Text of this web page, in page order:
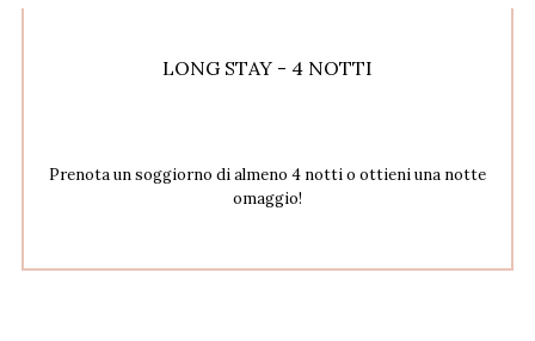
LONG STAY - 4 NOTTI
Prenota un soggiorno di almeno 4 notti o ottieni una notte
omaggio!